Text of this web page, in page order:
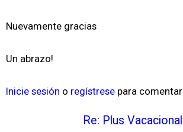
Nuevamente gracias
Un abrazo!
Inicie sesión o regístrese para comentar
Re: Plus Vacacional